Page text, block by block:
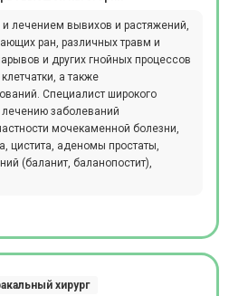
лечением вывихов и растяжений,
ран, различных травм и
и других гнойных процессов
а также
Специалист широкого
заболеваний
мочекаменной болезни,
цистита, аденомы простаты,
(баланит, баланопостит),
хирург